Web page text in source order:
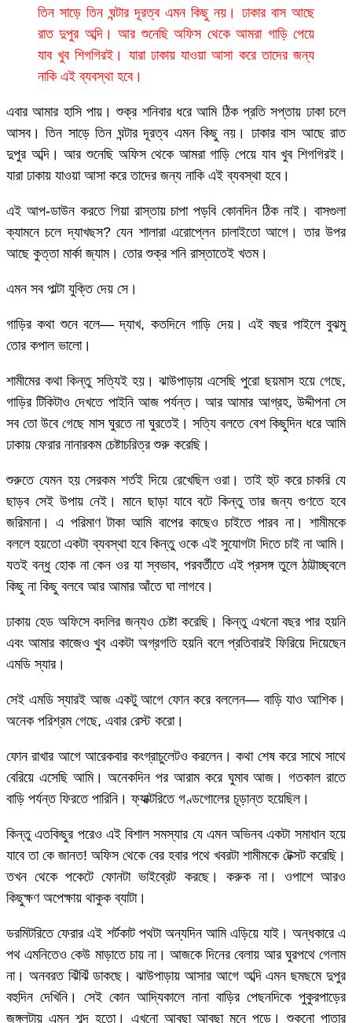
তিন সাড়ে তিন ঘন্টার দূরত্ব এমন কিছু নয়। ঢাকার বাস আছে
রাত দুপুর অব্দি। আর শুনেছি অফিস থেকে আমরা গাড়ি পেয়ে
যাব খুব শিগগিরই। যারা ঢাকায় যাওয়া আসা করে তাদের জন্য
নাকি এই ব্যবস্থা হবে।
এবার আমার হাসি পায়। শুক্র শনিবার ধরে আমি ঠিক প্রতি সপ্তায় ঢাকা চলে
আসব। তিন সাড়ে তিন ঘন্টার দূরত্ব এমন কিছু নয়। ঢাকার বাস আছে রাত
দুপুর অব্দি। আর শুনেছি অফিস থেকে আমরা গাড়ি পেয়ে যাব খুব শিগগিরই।
যারা ঢাকায় যাওয়া আসা করে তাদের জন্য নাকি এই ব্যবস্থা হবে।
এই আপ-ডাউন করতে গিয়া রাস্তায় চাপা পড়বি কোনদিন ঠিক নাই। বাসগুলা
ক্যামনে চলে দ্যাখছস? যেন শালারা এরোপ্লেন চালাইতো আগে। তার উপর
আছে কুত্তা মার্কা জ্যাম। তোর শুক্র শনি রাস্তাতেই খতম।
এমন সব পাল্টা যুক্তি দেয় সে।
গাড়ির কথা শুনে বলে— দ্যাখ, কতদিনে গাড়ি দেয়। এই বছর পাইলে বুঝমু
তোর কপাল ভালো।
শামীমের কথা কিন্তু সত্যিই হয়। ঝাউপাড়ায় এসেছি পুরো ছয়মাস হয়ে গেছে,
গাড়ির টিকিটাও দেখতে পাইনি আজ পর্যন্ত। আর আমার আগ্রহ, উদ্দীপনা সে
সব তো উবে গেছে মাস ঘুরতে না ঘুরতেই। সত্যি বলতে বেশ কিছুদিন ধরে আমি
ঢাকায় ফেরার নানারকম চেষ্টাচরিত্র শুরু করেছি।
শুরুতে যেমন হয় সেরকম শর্তই দিয়ে রেখেছিল ওরা। তাই হুট করে চাকরি যে
ছাড়ব সেই উপায় নেই। মানে ছাড়া যাবে বটে কিন্তু তার জন্য গুণতে হবে
জরিমানা। এ পরিমাণ টাকা আমি বাপের কাছেও চাইতে পারব না। শামীমকে
বললে হয়তো একটা ব্যবস্থা হবে কিন্তু ওকে এই সুযোগটা দিতে চাই না আমি।
যতই বন্ধু হোক না কেন ওর যা স্বভাব, পরবর্তীতে এই প্রসঙ্গ তুলে ঠাট্টাচ্ছ্বলে
কিছু না কিছু বলবে আর আমার আঁতে ঘা লাগবে।
ঢাকায় হেড অফিসে বদলির জন্যও চেষ্টা করেছি। কিন্তু এখনো বছর পার হয়নি
এবং আমার কাজেও খুব একটা অগ্রগতি হয়নি বলে প্রতিবারই ফিরিয়ে দিয়েছেন
এমডি স্যার।
সেই এমডি স্যারই আজ একটু আগে ফোন করে বললেন— বাড়ি যাও আশিক।
অনেক পরিশ্রম গেছে, এবার রেস্ট করো।
ফোন রাখার আগে আরেকবার কংগ্রাচুলেটও করলেন। কথা শেষ করে সাথে সাথে
বেরিয়ে এসেছি আমি। অনেকদিন পর আরাম করে ঘুমাব আজ। গতকাল রাতে
বাড়ি পর্যন্ত ফিরতে পারিনি। ফ্যাক্টরিতে গণ্ডগোলের চূড়ান্ত হয়েছিল।
কিন্তু এতকিছুর পরেও এই বিশাল সমস্যার যে এমন অভিনব একটা সমাধান হয়ে
যাবে তা কে জানত! অফিস থেকে বের হবার পথে খবরটা শামীমকে টেক্সট করেছি।
তখন থেকে পকেটে ফোনটা ভাইব্রেট করছে। করুক না। ওপাশে আরও
কিছুক্ষণ অপেক্ষায় থাকুক ব্যাটা।
ডরমিটরিতে ফেরার এই শর্টকাট পথটা অন্যদিন আমি এড়িয়ে যাই। অন্ধকারে এ
পথ এমনিতেও কেউ মাড়াতে চায় না। আজকে দিনের বেলায় আর ঘুরপথে গেলাম
না। অনবরত ঝিঁঝিঁ ডাকছে। ঝাউপাড়ায় আসার আগে অব্দি এমন ছমছমে দুপুর
বহুদিন দেখিনি। সেই কোন আদ্যিকালে নানা বাড়ির পেছনদিকে পুকুরপাড়ের
জঙ্গলটায় এমন শব্দ হতো। এখনো আবছা আবছা মনে পড়ে। শুকনো পাতার